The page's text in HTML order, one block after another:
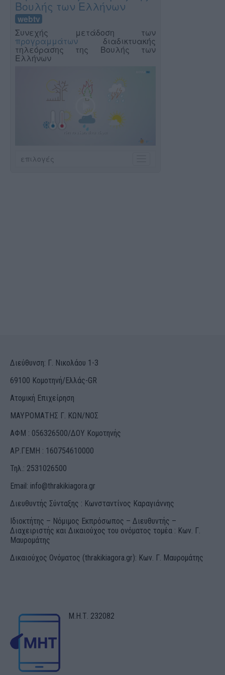
Διεύθυνση: Γ. Νικολάου 1-3
69100 Κομοτηνή/Ελλάς-GR
Ατομική Επιχείρηση
ΜΑΥΡΟΜΑΤΗΣ Γ. ΚΩΝ/ΝΟΣ
ΑΦΜ : 056326500/ΔOΥ Κομοτηνής
ΑΡ.ΓΕΜΗ : 160754610000
Τηλ.: 2531026500
Email: info@thrakikiagora.gr
Διευθυντής Σύνταξης : Κωνσταντίνος Καραγιάννης
Ιδιοκτήτης – Νόμιμος Εκπρόσωπος – Διευθυντής –
Διαχειριστής και Δικαιούχος του ονόματος τομέα : Κων. Γ.
Μαυρομάτης
Δικαιούχος Ονόματος (thrakikiagora.gr): Κων. Γ. Μαυρομάτης
Μ.Η.Τ. 232082